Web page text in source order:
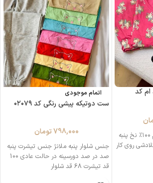
ام کد
ست تیشرت شلوار اچ اند ام ۱۰۰٪ نخ پنبه
روی کار
اتمام موجودی
ست دوتیکه پیشی رنگی کد ۰۲۰۷۹
798,000تومان
جنس شلوار پنبه ملانژ جنس تیشرت پنبه
صد در صد دورسینه در حالت عادی 100
قد تیشرت 68 قد شلوار